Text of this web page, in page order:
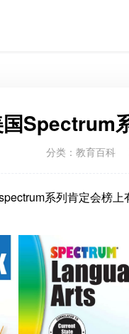
Spectrum
分类： 教育百科
系列肯定会榜